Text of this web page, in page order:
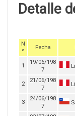
Detalle
N
º
Fecha
1
19/06/198
7
2
21/06/198
7
3
24/06/198
7